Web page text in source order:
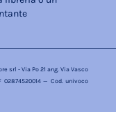
srl - Via Po 21 ang. Via Vasco
02874520014 — Cod. univoco